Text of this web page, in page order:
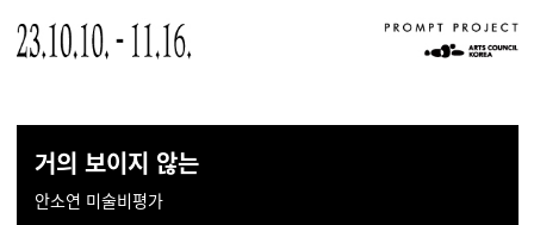
거의 보이지 않는
안소연 미술비평가